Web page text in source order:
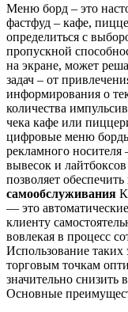
Меню борд – это
фастфуд – кафе,
определиться с
пропускной
на экране, может
задач – от
информирования о
количества
чека кафе или
цифровые меню
рекламного
вывесок и
позволяет
самообслуживания
— это
клиенту
вовлекая в процесс
Использование таких
торговым точкам
значительно снизить
Основные